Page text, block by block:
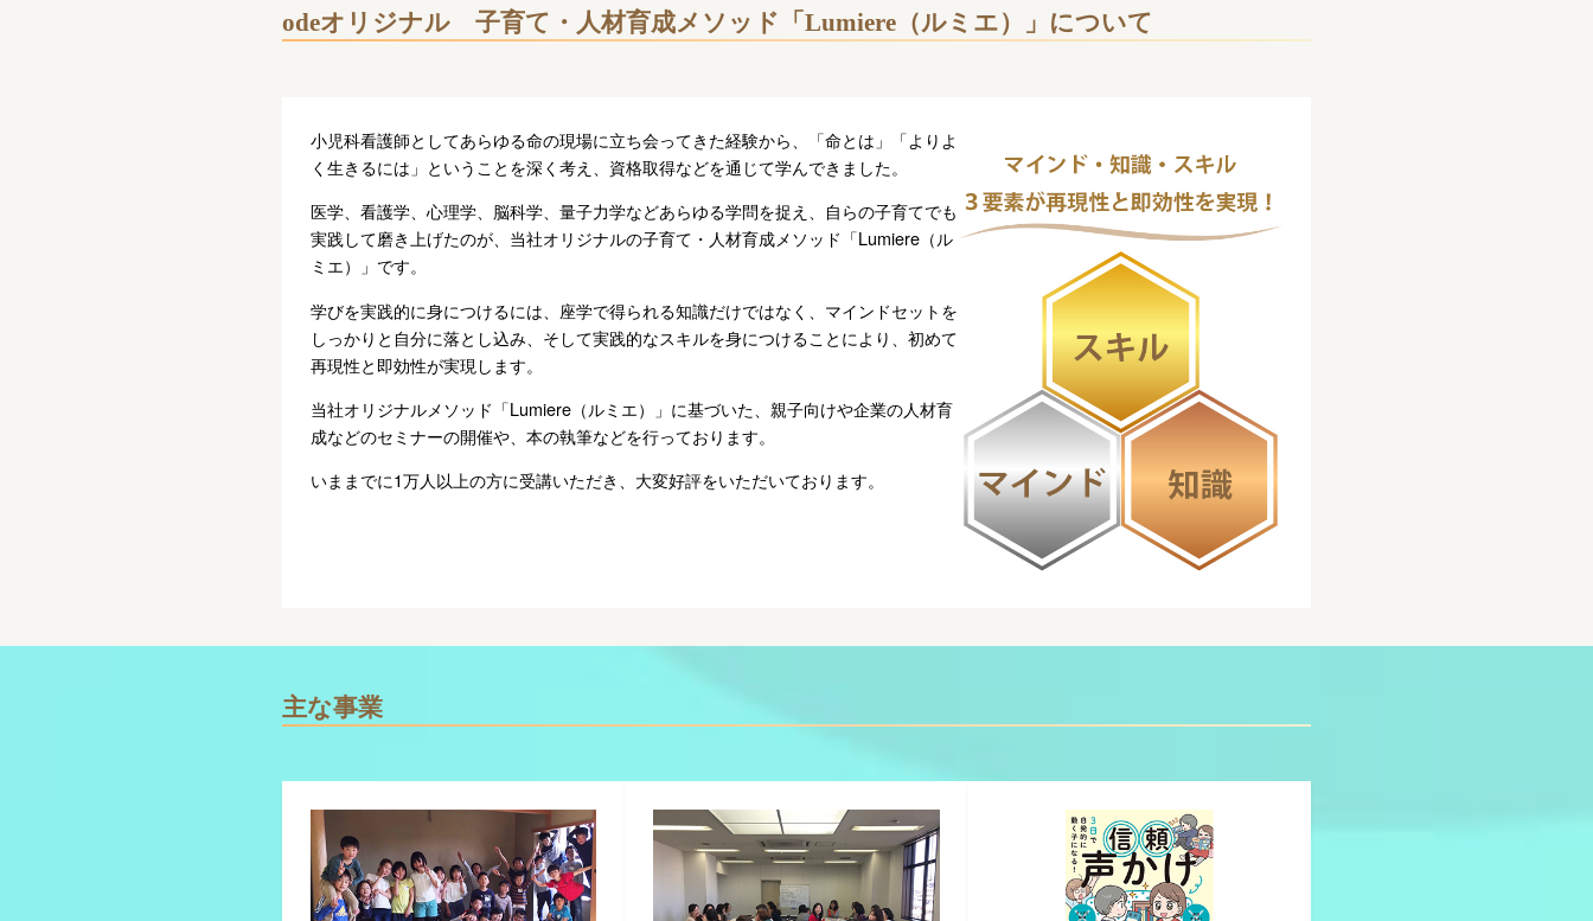
odeオリジナル 子育て・人材育成メソッド「Lumiere（ルミエ）」について
小児科看護師としてあらゆる命の現場に立ち会ってきた経験から、「命とは」「よりよ
く生きるには」ということを深く考え、資格取得などを通じて学んできました。
医学、看護学、心理学、脳科学、量子力学などあらゆる学問を捉え、自らの子育てでも
実践して磨き上げたのが、当社オリジナルの子育て・人材育成メソッド「Lumiere（ル
ミエ）」です。
学びを実践的に身につけるには、座学で得られる知識だけではなく、マインドセットを
しっかりと自分に落とし込み、そして実践的なスキルを身につけることにより、初めて
再現性と即効性が実現します。
当社オリジナルメソッド「Lumiere（ルミエ）」に基づいた、親子向けや企業の人材育
成などのセミナーの開催や、本の執筆などを行っております。
いままでに1万人以上の方に受講いただき、大変好評をいただいております。
主な事業